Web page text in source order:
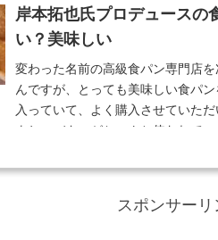
岸本拓也氏プロデュースの
い？美味しい
変わった名前の高級食パン専門店
んですが、とっても美味しい食パ
入っていて、よく購入させていた
よね。バターがちゃんと使われて
氏プロデュースの食パン専門店4
ンの感想をご紹介します。
スポンサーリ